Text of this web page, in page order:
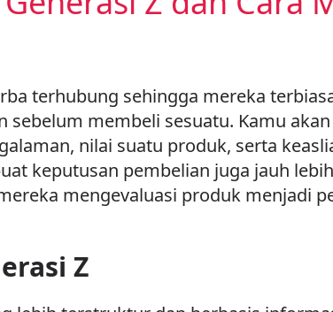
terhubung sehingga mereka
membeli sesuatu. Kamu
nilai suatu produk, serta
keputusan pembelian juga jauh
mengevaluasi produk menjadi
Z